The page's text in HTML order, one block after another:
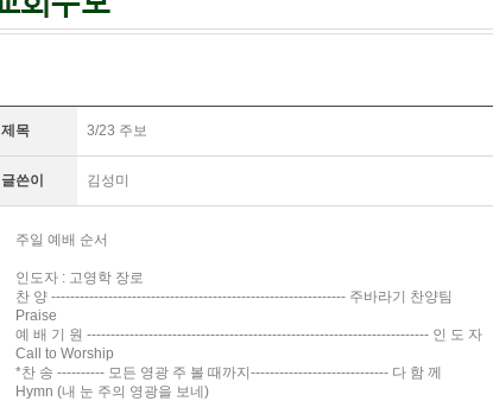
제목 3/23 주보
글쓴이 김성미
주일 예배 순서
인도자 : 고영학 장로
찬 양 -------------------------------------------------------------- 주바라기 찬양팀
Praise
예 배 기 원 ------------------------------------------------------------------------ 인 도 자
Call to Worship
*찬 송 ---------- 모든 영광 주 볼 때까지----------------------------- 다 함 께
Hymn (내 눈 주의 영광을 보네)